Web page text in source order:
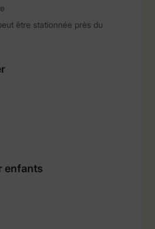
être stationnée près du
enfants